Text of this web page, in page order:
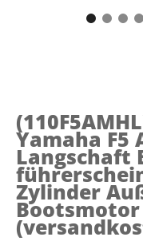
Yamaha F5
Langschaft
Zylinder